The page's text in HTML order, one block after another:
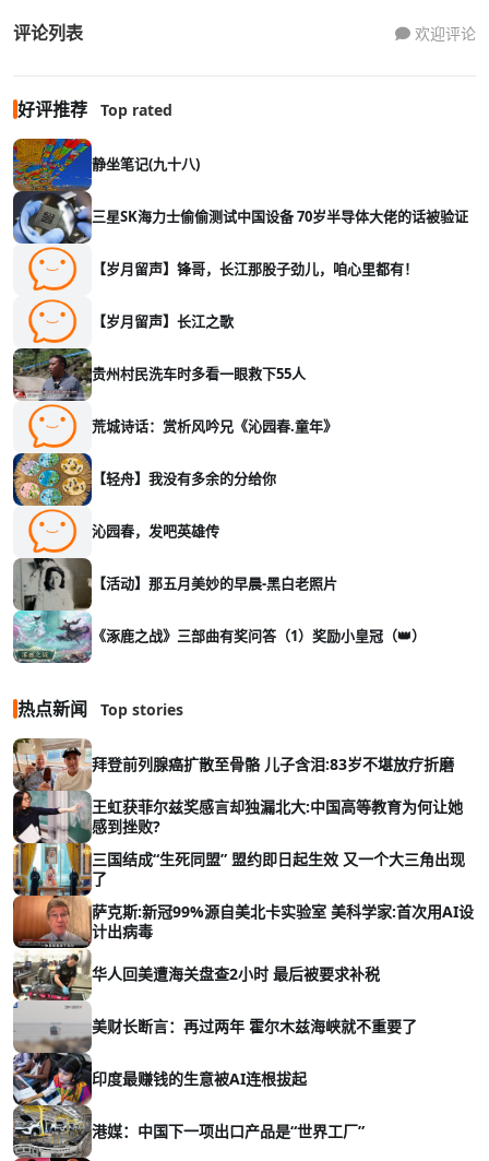
评论列表 欢迎评论
好评推荐 Top rated
静坐笔记(九十八)
三星SK海力士偷偷测试中国设备 70岁半导体大佬的话被验证
【岁月留声】锋哥，长江那股子劲儿，咱心里都有！
【岁月留声】长江之歌
贵州村民洗车时多看一眼救下55人
荒城诗话：赏析风吟兄《沁园春.童年》
【轻舟】我没有多余的分给你
沁园春，发吧英雄传
【活动】那五月美妙的早晨-黑白老照片
《涿鹿之战》三部曲有奖问答（1）奖励小皇冠（👑）
热点新闻 Top stories
拜登前列腺癌扩散至骨骼 儿子含泪:83岁不堪放疗折磨
王虹获菲尔兹奖感言却独漏北大:中国高等教育为何让她
感到挫败?
三国结成“生死同盟” 盟约即日起生效 又一个大三角出现
了
萨克斯:新冠99%源自美北卡实验室 美科学家:首次用AI设
计出病毒
华人回美遭海关盘查2小时 最后被要求补税
美财长断言：再过两年 霍尔木兹海峡就不重要了
印度最赚钱的生意被AI连根拔起
港媒：中国下一项出口产品是“世界工厂”